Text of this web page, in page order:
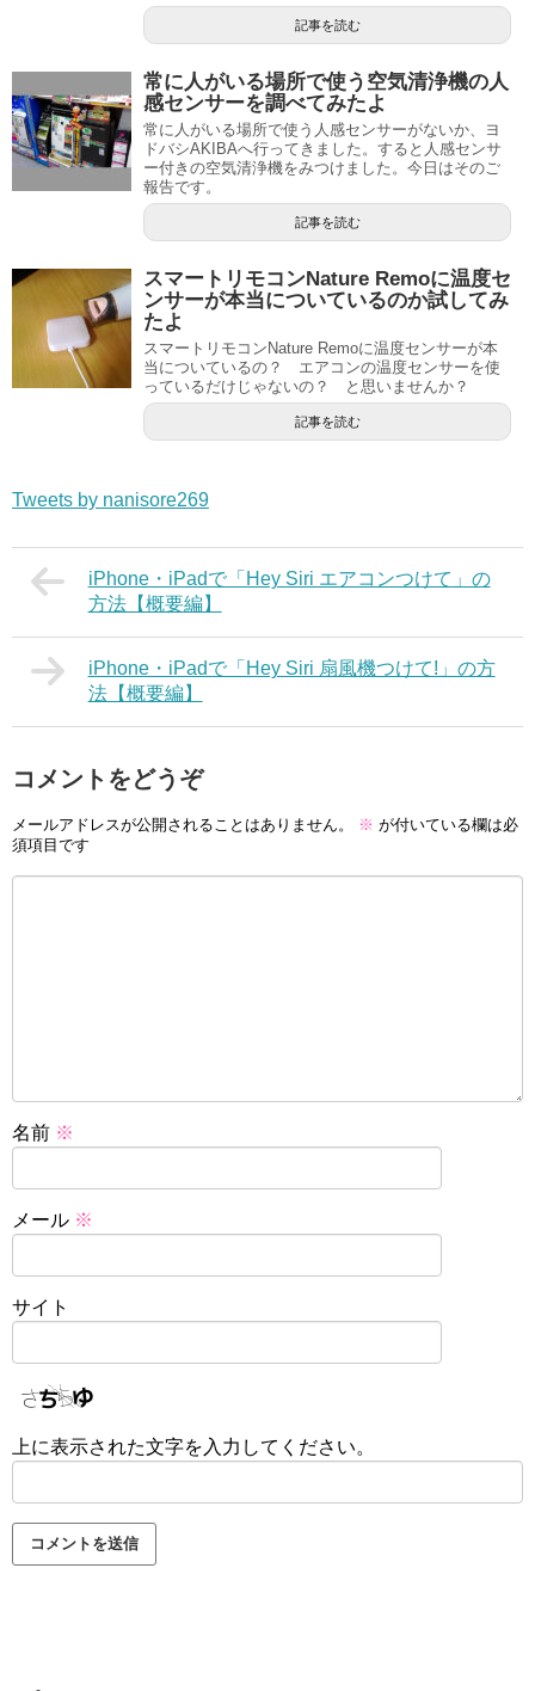
記事を読む
常に人がいる場所で使う空気清浄機の人
感センサーを調べてみたよ
常に人がいる場所で使う人感センサーがないか、ヨ
ドバシAKIBAへ行ってきました。すると人感センサ
ー付きの空気清浄機をみつけました。今日はそのご
報告です。
記事を読む
スマートリモコンNature Remoに温度セ
ンサーが本当についているのか試してみ
たよ
スマートリモコンNature Remoに温度センサーが本
当についているの？ エアコンの温度センサーを使
っているだけじゃないの？ と思いませんか？
記事を読む
Tweets by nanisore269
iPhone・iPadで「Hey Siri エアコンつけて」の
方法【概要編】
iPhone・iPadで「Hey Siri 扇風機つけて!」の方
法【概要編】
コメントをどうぞ
メールアドレスが公開されることはありません。 ※ が付いている欄は必
須項目です
名前 ※
メール ※
サイト
上に表示された文字を入力してください。